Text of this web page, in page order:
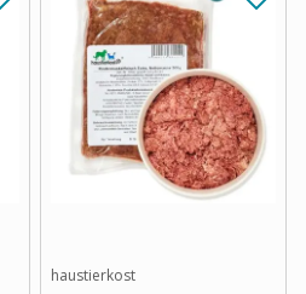
haustierkost